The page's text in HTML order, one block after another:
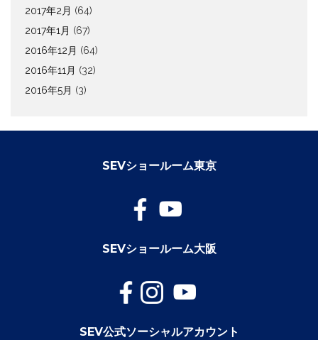
2017年2月 (64)
2017年1月 (67)
2016年12月 (64)
2016年11月 (32)
2016年5月 (3)
SEVショールーム東京
SEVショールーム大阪
SEV公式ソーシャルアカウント